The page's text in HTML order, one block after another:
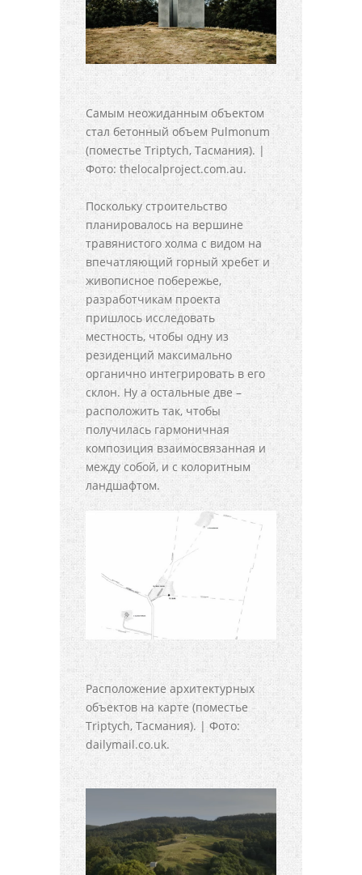
Самым неожиданным объектом
стал бетонный объем Pulmonum
(поместье Triptych, Тасмания). |
Фото: thelocalproject.com.au.
Поскольку строительство
планировалось на вершине
травянистого холма с видом на
впечатляющий горный хребет и
живописное побережье,
разработчикам проекта
пришлось исследовать
местность, чтобы одну из
резиденций максимально
органично интегрировать в его
склон. Ну а остальные две –
расположить так, чтобы
получилась гармоничная
композиция взаимосвязанная и
между собой, и с колоритным
ландшафтом.
Расположение архитектурных
объектов на карте (поместье
Triptych, Тасмания). | Фото:
dailymail.co.uk.